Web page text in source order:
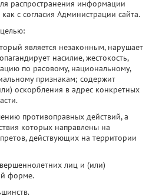
распространения информации
с согласия Администрации сайта.
является незаконным, нарушает
насилие, жестокость,
по расовому, национальному,
признакам; содержит
оскорбления в адрес конкретных
противоправных действий, а
которых направлены на
действующих на территории
лиц и (или)
форме.